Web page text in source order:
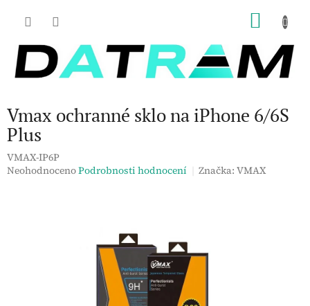
Vmax ochranné sklo na iPhone 6/6S
Plus
VMAX-IP6P
Průměrné
NeohodnocenoPodrobnosti hodnocení Značka:VMAX